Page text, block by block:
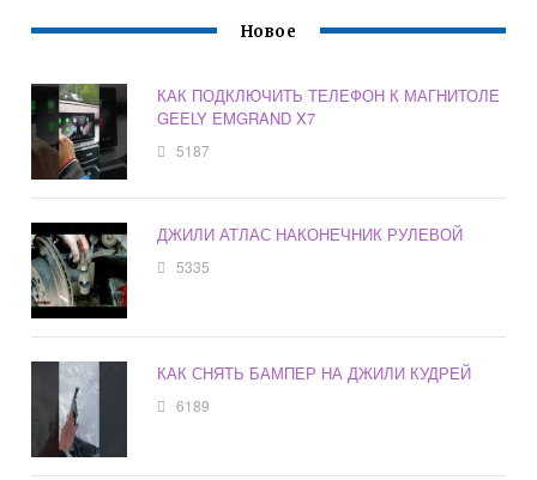
Новое
КАК ПОДКЛЮЧИТЬ ТЕЛЕФОН К МАГНИТОЛЕ
GEELY EMGRAND X7
5187
ДЖИЛИ АТЛАС НАКОНЕЧНИК РУЛЕВОЙ
5335
КАК СНЯТЬ БАМПЕР НА ДЖИЛИ КУДРЕЙ
6189